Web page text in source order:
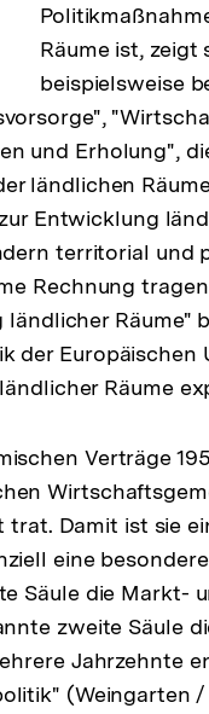
Räume ist, zeigt
beispielsweise
und Erholung",
ländlichen
Entwicklung
territorial und
Rechnung
Räume"
der
Räume
Verträge
trat. Damit ist sie
eine
Säule die Markt-
zweite Säule
Jahrzehnte
(Weingarten /